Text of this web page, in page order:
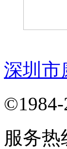
深圳市
©1984-
服务热